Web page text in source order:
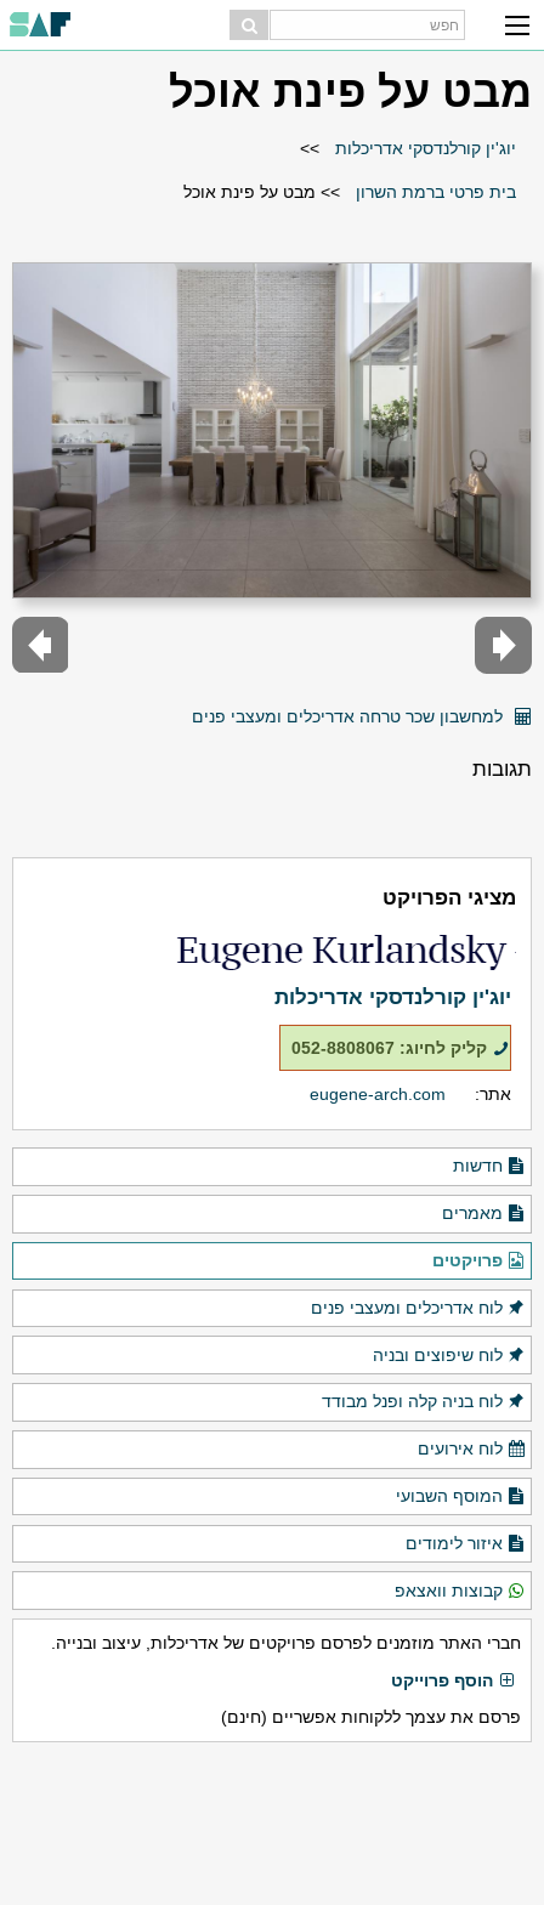
מבט על פינת אוכל
יוג'ין קורלנדסקי אדריכלות >>
בית פרטי ברמת השרון >> מבט על פינת אוכל
למחשבון שכר טרחה אדריכלים ומעצבי פנים
תגובות
מציגי הפרויקט
יוג'ין קורלנדסקי אדריכלות
קליק לחיוג: 052-8808067
אתר: eugene-arch.com
חדשות
מאמרים
פרויקטים
לוח אדריכלים ומעצבי פנים
לוח שיפוצים ובניה
לוח בניה קלה ופנל מבודד
לוח אירועים
המוסף השבועי
איזור לימודים
קבוצות וואצאפ
חברי האתר מוזמנים לפרסם פרויקטים של אדריכלות, עיצוב ובנייה.
הוסף פרוייקט
פרסם את עצמך ללקוחות אפשריים (חינם)